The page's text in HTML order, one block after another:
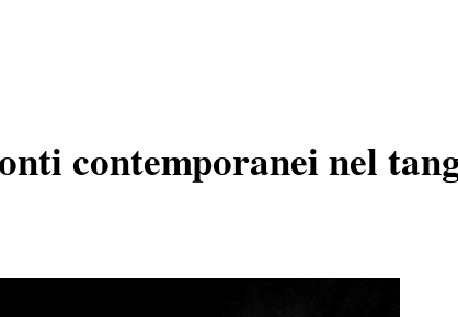
contemporanei nel